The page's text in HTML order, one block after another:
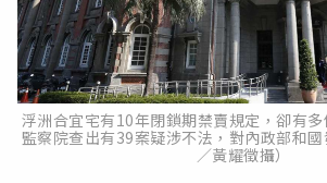
浮洲合宜宅有10年閉鎖期禁賣規定，卻有多
監察院查出有39案疑涉不法，對內政部和
／黃耀徵攝）